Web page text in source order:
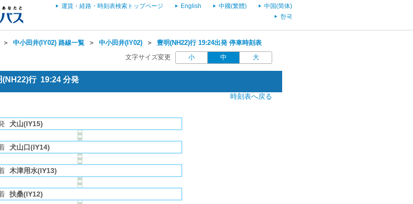
運賃・経路・時刻表検索トップページ English 中國(繁體)
中国(简体)
한국
＞ 中小田井(IY02) 路線一覧 ＞ 中小田井(IY02) ＞ 豊明(NH22)行 19:24出発 停車時刻表
文字サイズ変更 小 中 大
(NH22)行 19:24 分発
時刻表へ戻る
犬山(IY15)
犬山口(IY14)
木津用水(IY13)
扶桑(IY12)